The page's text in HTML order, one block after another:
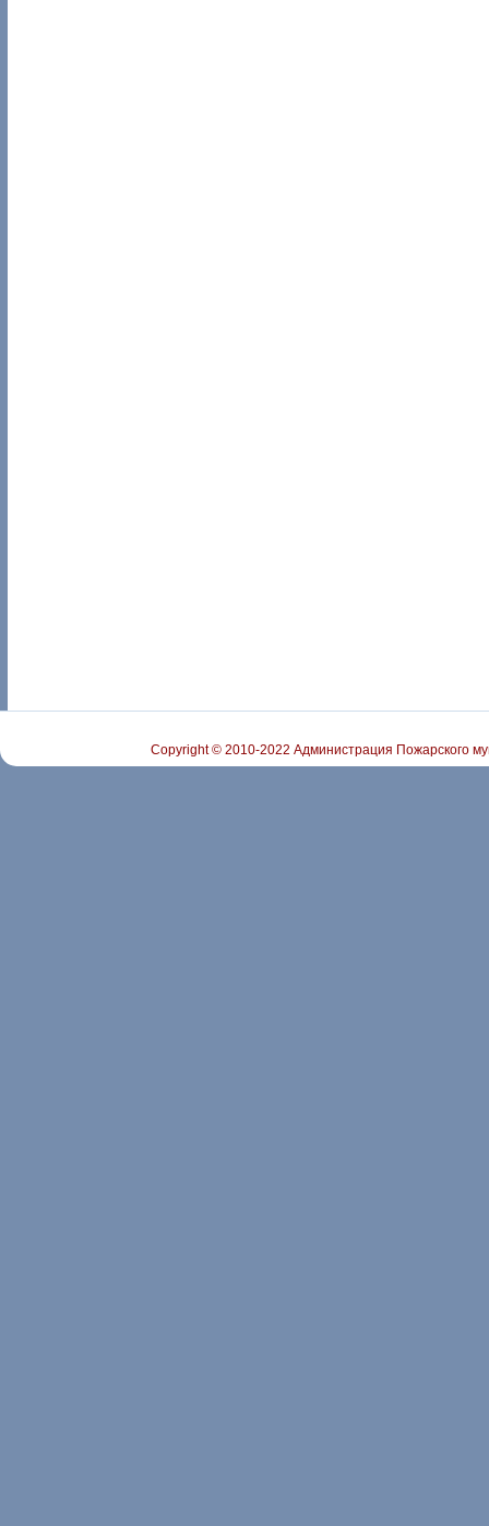
Copyright © 2010-2022 Администрация Пожарского